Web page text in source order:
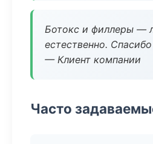
Ботокс и филлеры —
естественно.
— Клиент компании
Часто